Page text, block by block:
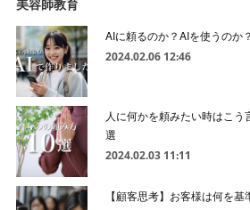
美容師教育
AIに頼るのか？AIを使うのか
2024.02.06 12:46
人に何かを頼みたい時はこ
選
2024.02.03 11:11
【顧客思考】お客様は何を